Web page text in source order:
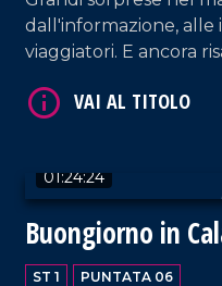
dall'informazione, alle
viaggiatori. E ancora
01:24:24
Buongiorno in
ST 1 PUNTATA 06